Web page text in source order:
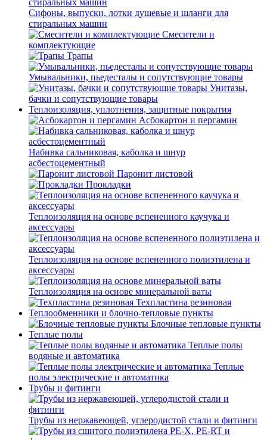
Сифоны, выпуски, лотки душевые и шланги для
стиральных машин
Смесители и
комплектующие
Трапы
Умывальники, пьедесталы и сопутствующие товары
Унитазы,
бачки и сопутствующие товары
Теплоизоляция, уплотнения, защитные покрытия
Асбокартон и пергамин
Набивка сальниковая, каболка и шнур
асбестоцементный
Паронит листовой
Прокладки
Теплоизоляция на основе вспененного каучука и
аксессуары
Теплоизоляция на основе вспененного полиэтилена и
аксессуары
Теплоизоляция на основе минеральной ваты
Техпластина резиновая
Теплообменники и блочно-тепловые пункты
Блочные тепловые пункты
Теплые полы
Теплые полы
водяные и автоматика
Теплые
полы электрические и автоматика
Трубы и фитинги
Трубы из нержавеющей, углеродистой стали и фитинги